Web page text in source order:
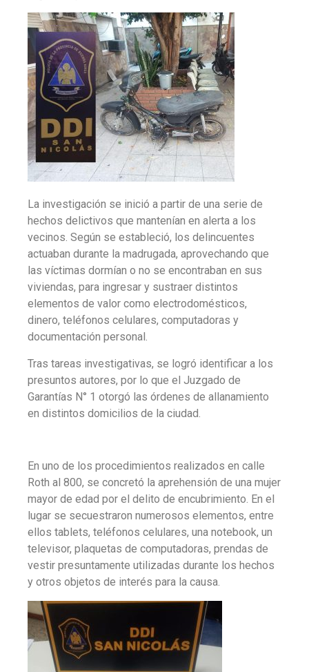
La investigación se inició a partir de una serie de
hechos delictivos que mantenían en alerta a los
vecinos. Según se estableció, los delincuentes
actuaban durante la madrugada, aprovechando que
las víctimas dormían o no se encontraban en sus
viviendas, para ingresar y sustraer distintos
elementos de valor como electrodomésticos,
dinero, teléfonos celulares, computadoras y
documentación personal.
Tras tareas investigativas, se logró identificar a los
presuntos autores, por lo que el Juzgado de
Garantías N° 1 otorgó las órdenes de allanamiento
en distintos domicilios de la ciudad.
En uno de los procedimientos realizados en calle
Roth al 800, se concretó la aprehensión de una mujer
mayor de edad por el delito de encubrimiento. En el
lugar se secuestraron numerosos elementos, entre
ellos tablets, teléfonos celulares, una notebook, un
televisor, plaquetas de computadoras, prendas de
vestir presuntamente utilizadas durante los hechos
y otros objetos de interés para la causa.